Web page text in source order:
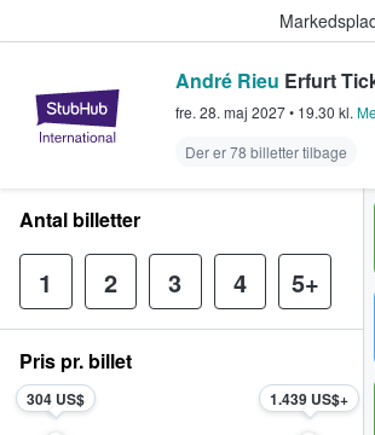
StubHub - Hvor
André Rieu Erfurt
fre. 28. maj 2027• 19.30 kl.
Der er 78 billetter tilbage
Antal billetter
1 2 3 4 5+
Pris pr. billet
304 US$ 1.439 US$